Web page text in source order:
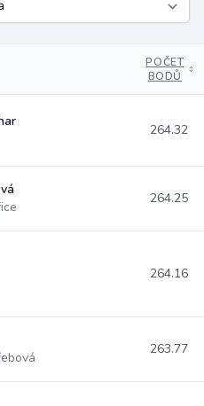
POČET
BODŮ
264.32
264.25
264.16
263.77